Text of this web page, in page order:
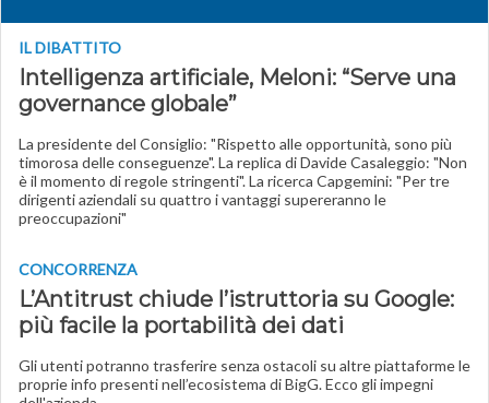
IL DIBATTITO
Intelligenza artificiale, Meloni: “Serve una
governance globale”
La presidente del Consiglio: "Rispetto alle opportunità, sono più
timorosa delle conseguenze". La replica di Davide Casaleggio: "Non
è il momento di regole stringenti". La ricerca Capgemini: "Per tre
dirigenti aziendali su quattro i vantaggi supereranno le
preoccupazioni"
CONCORRENZA
L’Antitrust chiude l’istruttoria su Google:
più facile la portabilità dei dati
Gli utenti potranno trasferire senza ostacoli su altre piattaforme le
proprie info presenti nell’ecosistema di BigG. Ecco gli impegni